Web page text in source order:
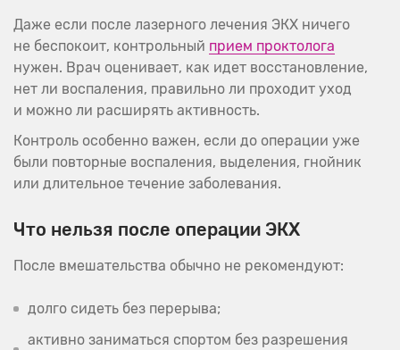
Даже если после лазерного лечения ЭКХ ничего
не беспокоит, контрольный прием проктолога
нужен. Врач оценивает, как идет восстановление,
нет ли воспаления, правильно ли проходит уход
и можно ли расширять активность.
Контроль особенно важен, если до операции уже
были повторные воспаления, выделения, гнойник
или длительное течение заболевания.
Что нельзя после операции ЭКХ
После вмешательства обычно не рекомендуют:
долго сидеть без перерыва;
активно заниматься спортом без разрешения